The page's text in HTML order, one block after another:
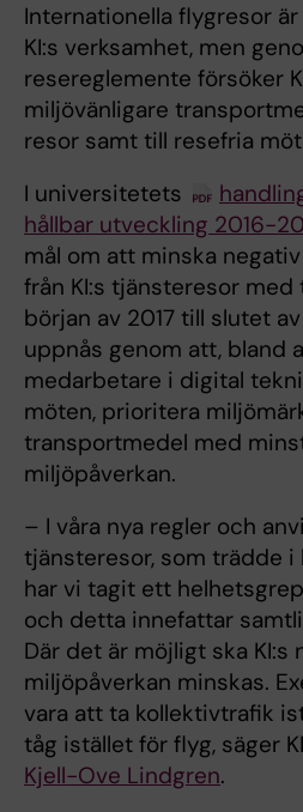
Internationella flygresor
KI:s verksamhet, men
resereglemente försöker
miljövänligare
resor samt till resefria
I universitetets
hållbar utveckling 2016-
mål om att minska
från KI:s tjänsteresor
början av 2017 till slutet
uppnås genom att, bland
medarbetare i digital
möten, prioritera
transportmedel med
miljöpåverkan.
– I våra nya regler och
tjänsteresor, som trädde i
har vi tagit ett
och detta innefattar
Där det är möjligt ska KI:s
miljöpåverkan minskas.
vara att ta kollektivtrafik
tåg istället för flyg, säger
Kjell-Ove Lindgren.